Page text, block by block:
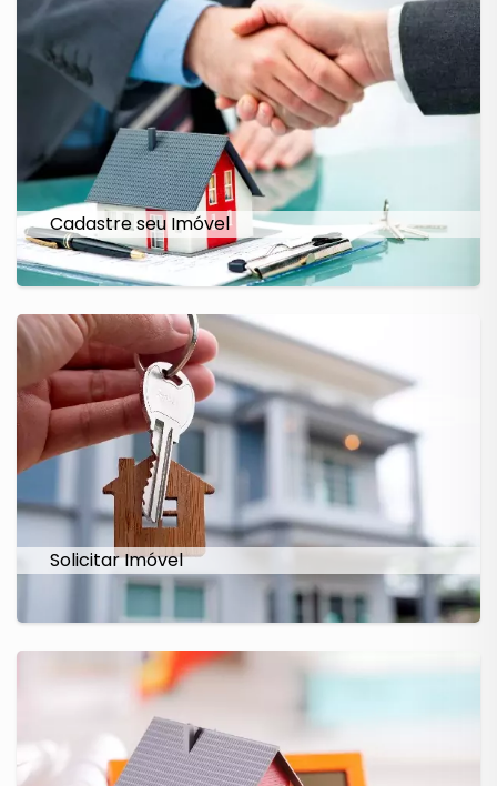
Cadastre seu Imóvel
Solicitar Imóvel